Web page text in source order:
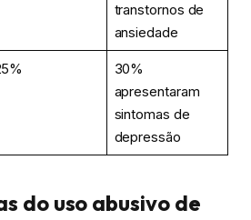
transtornos de
ansiedade
30%
apresentaram
sintomas de
depressão
do uso abusivo de